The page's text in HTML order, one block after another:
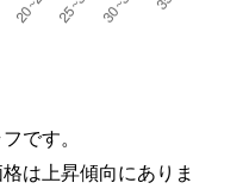
です。
は上昇傾向にありま